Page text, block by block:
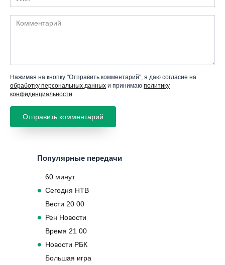
Комментарий
Нажимая на кнопку "Отправить комментарий", я даю согласие на
обработку персональных данных и принимаю политику
конфиденциальности.
Популярные передачи
60 минут
Сегодня НТВ
Вести 20 00
Рен Новости
Время 21 00
Новости РБК
Большая игра